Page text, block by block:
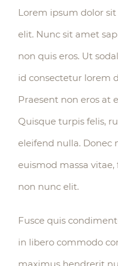
Lorem ipsum dolor
elit. Nunc sit amet
non quis eros. Ut
id consectetur lorem
Praesent non eros at
Quisque turpis felis,
eleifend nulla. Donec
euismod massa
non nunc elit.
Fusce quis
in libero commodo